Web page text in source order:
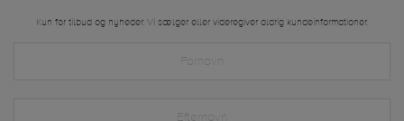
Kun for tilbud og nyheder. Vi sælger eller videregiver aldrig kundeinformationer.